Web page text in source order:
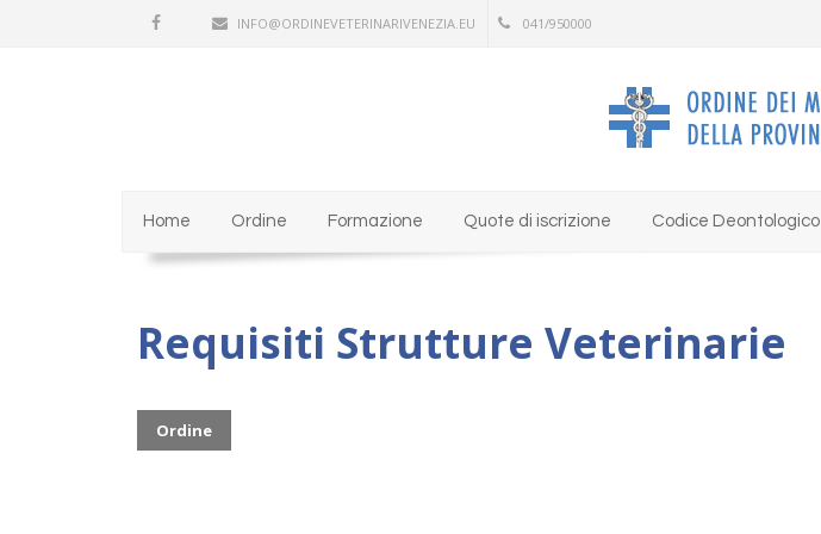
INFO@ORDINEVETERINARIVENEZIA.EU 041/950000
Home Ordine Formazione Quote di iscrizione Codice Deontologico
Requisiti Strutture Veterinarie
Ordine